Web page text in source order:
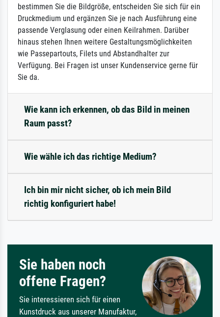
bestimmen Sie die Bildgröße, entscheiden Sie sich für ein
Druckmedium und ergänzen Sie je nach Ausführung eine
passende Verglasung oder einen Keilrahmen. Darüber
hinaus stehen Ihnen weitere Gestaltungsmöglichkeiten
wie Passepartouts, Filets und Abstandhalter zur
Verfügung. Bei Fragen ist unser Kundenservice gerne für
Sie da.
Wie kann ich erkennen, ob das Bild in meinen
Raum passt?
Wie wähle ich das richtige Medium?
Ich bin mir nicht sicher, ob ich mein Bild
richtig konfiguriert habe!
Sie haben noch
offene Fragen?
Sie interessieren sich für einen
Kunstdruck aus unserer Manufaktur,